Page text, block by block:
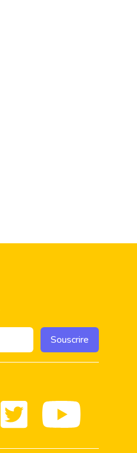
Souscrire
Twitter youtube